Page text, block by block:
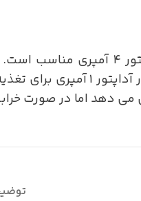
یک آداپتور ۴ آمپری
استفاده کنید. در غیر
دهد اما در صورت